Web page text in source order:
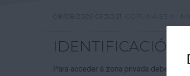
08/08/2026 09:30:21 CORUNA.ES >
IDENTIFICACIÓN
Para acceder á zona privada debe